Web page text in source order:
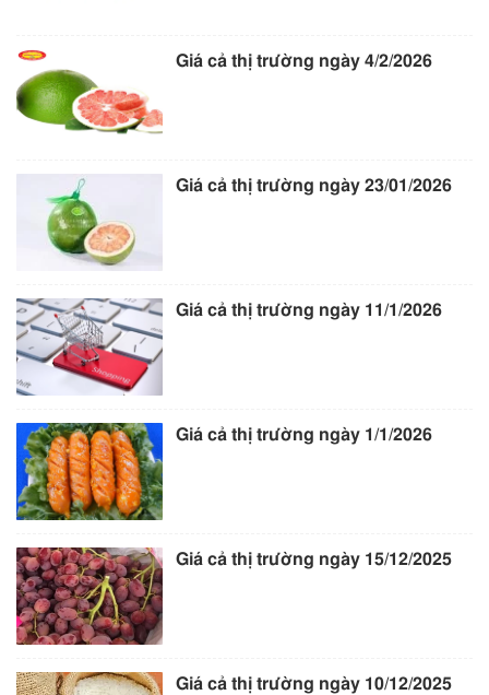
Giá cả thị trường ngày 4/2/2026
Giá cả thị trường ngày 23/01/2026
Giá cả thị trường ngày 11/1/2026
Giá cả thị trường ngày 1/1/2026
Giá cả thị trường ngày 15/12/2025
Giá cả thị trường ngày 10/12/2025